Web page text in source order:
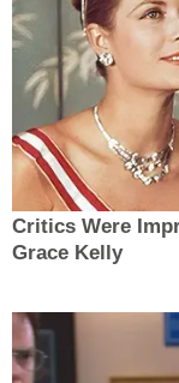
Critics Were
Grace Kelly